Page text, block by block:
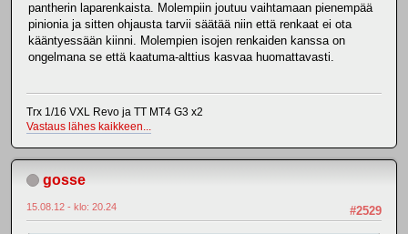
pantherin laparenkaista. Molempiin joutuu vaihtamaan pienempää
pinionia ja sitten ohjausta tarvii säätää niin että renkaat ei ota
kääntyessään kiinni. Molempien isojen renkaiden kanssa on
ongelmana se että kaatuma-alttius kasvaa huomattavasti.
Trx 1/16 VXL Revo ja TT MT4 G3 x2
Vastaus lähes kaikkeen...
gosse
#2529
15.08.12 - klo: 20.24